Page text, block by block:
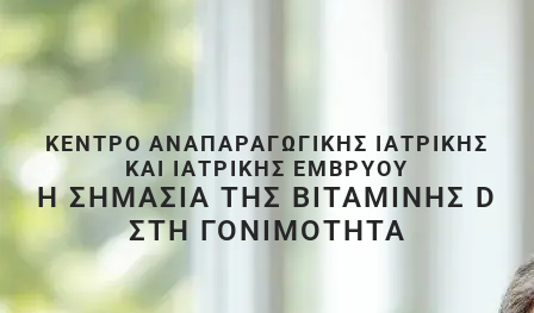
ΚΈΝΤΡΟ ΑΝΑΠΑΡΑΓΩΓΙΚΉΣ ΙΑΤΡΙΚΉΣ
ΚΑΙ ΙΑΤΡΙΚΉΣ ΕΜΒΡΎΟΥ
Η ΣΗΜΑΣΙΑ ΤΗΣ ΒΙΤΑΜΙΝΗΣ D
ΣΤΗ ΓΟΝΙΜΟΤΗΤΑ